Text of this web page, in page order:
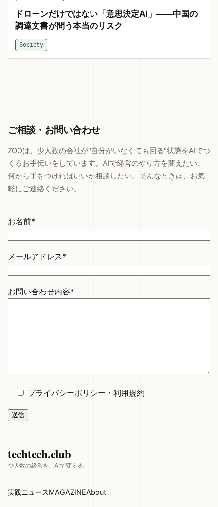
ドローンだけではない「意思決定AI」——中国の
調達文書が問う本当のリスク
Society
ご相談・お問い合わせ
ZOOは、少人数の会社が"自分がいなくても回る"状態をAIでつ
くるお手伝いをしています。AIで経営のやり方を変えたい、
何から手をつければいいか相談したい。そんなときは、お気
軽にご連絡ください。
お名前*
メールアドレス*
お問い合わせ内容*
プライバシーポリシー ・ 利用規約
techtech.club
少人数の経営を、AIで変える。
実践ニュースMAGAZINEAbout